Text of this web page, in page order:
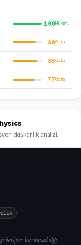
100Mükem.
80Orta
85Orta
77Orta
akışkanlık analizi.
iletiyor; kurumsal algı